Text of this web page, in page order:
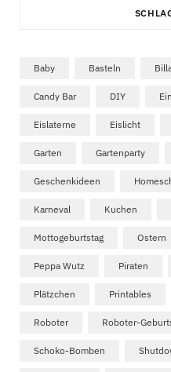
Baby Basteln
Candy Bar DIY
Eislaterne Eislicht
Garten Gartenparty
Geschenkideen
Karneval Kuchen
Mottogeburtstag Ostern
Peppa Wutz Piraten
Plätzchen Printables
Roboter Roboter-
Schoko-Bomben